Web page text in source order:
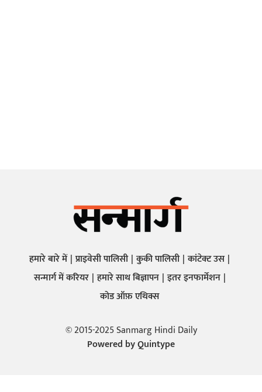
हमारे बारे में प्राइवेसी पालिसी कुकी पालिसी कांटेक्ट उस
सन्मार्ग में करियर हमारे साथ बिज्ञापन इतर इनफार्मेशन
कोड ऑफ़ एथिक्स
© 2015-2025 Sanmarg Hindi Daily
Powered byQuintype